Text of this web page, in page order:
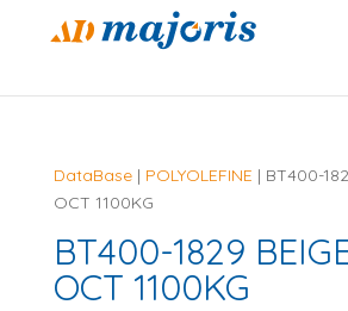
DataBase| POLYOLEFINE | BT400-
OCT 1100KG
BT400-1829
OCT 1100KG